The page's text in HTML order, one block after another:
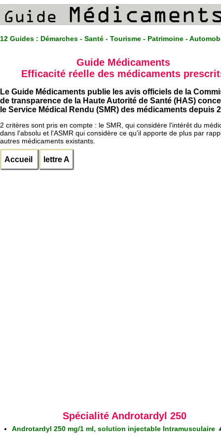
12 Guides : Démarches - Santé - Tourisme - Patrimoine -
Guide Médicaments
Efficacité réelle des médicaments
Le Guide Médicaments publie les avis officiels de la
de transparence de la Haute Autorité de Santé (HAS)
le Service Médical Rendu (SMR) des médicaments depuis
2 critères sont pris en compte : le SMR, qui considère l'intérêt du
dans l'absolu et l'ASMR qui considère ce qu'il apporte de plus par
autres médicaments existants.
Accueil lettre A
Spécialité Androtardyl 250
Androtardyl 250 mg/1 ml, solution injectable Intramusculaire